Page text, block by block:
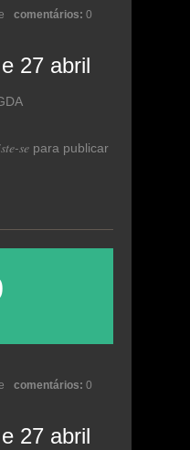
comentários: 0
27 abril
se para publicar
comentários: 0
27 abril